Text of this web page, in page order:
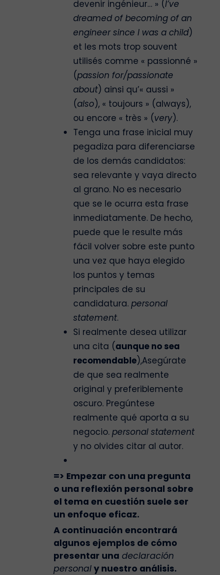
devenir ingénieur… » (I’ve
dreamed of becoming of an
engineer since I was a child)
et les mots trop souvent
utilisés comme « passionné »
(passion for/passionate
about) ainsi qu’« aussi »
(also), « toujours » (always),
ou encore « très » (very).
Tenga una frase inicial muy
pegadiza para diferenciarse
de los demás candidatos:
sea relevante y vaya directo
al grano. No es necesario
que se le ocurra esta frase
inmediatamente. De hecho,
puede que le resulte más
fácil volver sobre este punto
una vez que haya elegido
los puntos y temas
principales de su
candidatura. personal
statement.
Si realmente desea utilizar
una cita (aunque no sea
recomendable),Asegúrate
de que sea realmente
original y preferiblemente
oscuro. Pregúntese
realmente qué aporta a su
negocio. personal statement
y no olvides citar al autor.
=> Empezar con una pregunta
o una reflexión personal sobre
el tema en cuestión suele ser
un enfoque eficaz.
A continuación encontrará
algunos ejemplos de cómo
presentar una declaración
personal y nuestro análisis.